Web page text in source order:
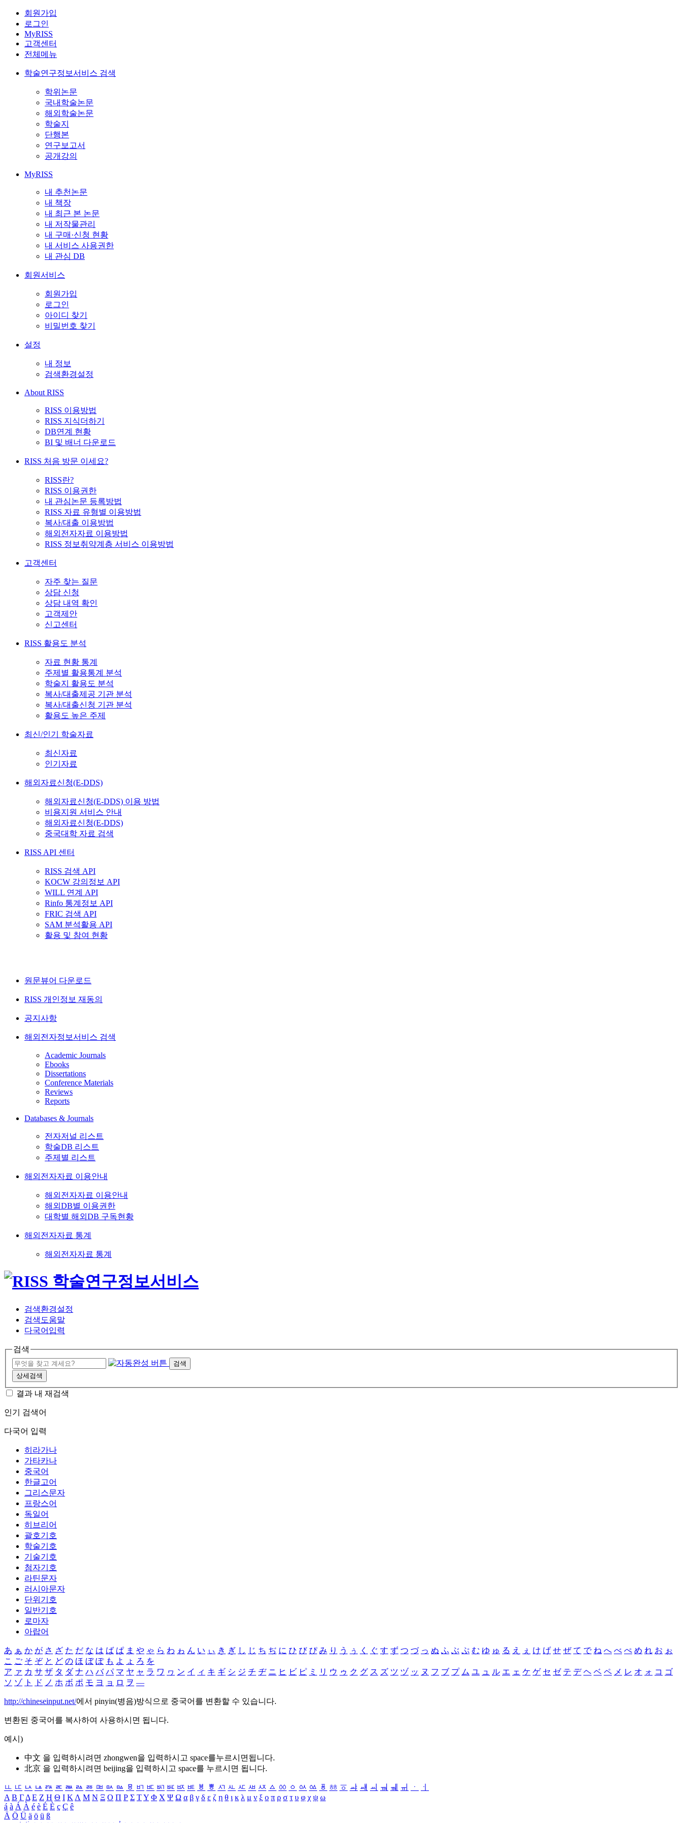
회원가입
로그인
MyRISS
고객센터
전체메뉴
학술연구정보서비스 검색
학위논문
국내학술논문
해외학술논문
학술지
단행본
연구보고서
공개강의
MyRISS
내 추천논문
내 책장
내 최근 본 논문
내 저작물관리
내 구매·신청 현황
내 서비스 사용권한
내 관심 DB
회원서비스
회원가입
로그인
아이디 찾기
비밀번호 찾기
설정
내 정보
검색환경설정
About RISS
RISS 이용방법
RISS 지식더하기
DB연계 현황
BI 및 배너 다운로드
RISS 처음 방문 이세요?
RISS란?
RISS 이용권한
내 관심논문 등록방법
RISS 자료 유형별 이용방법
복사/대출 이용방법
해외전자자료 이용방법
RISS 정보취약계층 서비스 이용방법
고객센터
자주 찾는 질문
상담 신청
상담 내역 확인
고객제안
신고센터
RISS 활용도 분석
자료 현황 통계
주제별 활용통계 분석
학술지 활용도 분석
복사/대출제공 기관 분석
복사/대출신청 기관 분석
활용도 높은 주제
최신/인기 학술자료
최신자료
인기자료
해외자료신청(E-DDS)
해외자료신청(E-DDS) 이용 방법
비용지원 서비스 안내
해외자료신청(E-DDS)
중국대학 자료 검색
RISS API 센터
RISS 검색 API
KOCW 강의정보 API
WILL 연계 API
Rinfo 통계정보 API
FRIC 검색 API
SAM 분석활용 API
활용 및 참여 현황
원문뷰어 다운로드
RISS 개인정보 재동의
공지사항
해외전자정보서비스 검색
Academic Journals
Ebooks
Dissertations
Conference Materials
Reviews
Reports
Databases & Journals
전자저널 리스트
학술DB 리스트
주제별 리스트
해외전자자료 이용안내
해외전자자료 이용안내
해외DB별 이용권한
대학별 해외DB 구독현황
해외전자자료 통계
해외전자자료 통계
검색환경설정
검색도움말
다국어입력
검색
검색
상세검색
결과 내 재검색
인기 검색어
다국어 입력
히라가나
가타카나
중국어
한글고어
그리스문자
프랑스어
독일어
히브리어
괄호기호
학술기호
기술기호
첨자기호
라틴문자
러시아문자
단위기호
일반기호
로마자
아랍어
あ ぁ か が さ ざ た だ な は ば ぱ ま や ゃ ら わ ゎ ん い ぃ き ぎ し じ ち ぢ に ひ び ぴ み り う ぅ く ぐ す ず つ づ っ ぬ ふ ぶ ぷ む ゆ ゅ る え ぇ け げ せ ぜ て で ね へ べ ぺ め れ お ぉ
こ ご そ ぞ と ど の ほ ぼ ぽ も よ ょ ろ を
ア ァ カ サ ザ タ ダ ナ ハ バ パ マ ヤ ャ ラ ワ ヮ ン イ ィ キ ギ シ ジ チ ヂ ニ ヒ ビ ピ ミ リ ウ ゥ ク グ ス ズ ツ ヅ ッ ヌ フ ブ プ ム ユ ュ ル エ ェ ケ ゲ セ ゼ テ デ ヘ ベ ペ メ レ オ ォ コ ゴ
ソ ゾ ト ド ノ ホ ボ ポ モ ヨ ョ ロ ヲ ―
http://chineseinput.net/에서 pinyin(병음)방식으로 중국어를 변환할 수 있습니다.
변환된 중국어를 복사하여 사용하시면 됩니다.
예시)
中文 을 입력하시려면 zhongwen을 입력하시고 space를누르시면됩니다.
北京 을 입력하시려면 beijing을 입력하시고 space를 누르시면 됩니다.
ㅥ ㅦ ㅧ ㅨ ㅩ ㅪ ㅫ ㅬ ㅭ ㅮ ㅯ ㅰ ㅱ ㅲ ㅳ ㅴ ㅵ ㅶ ㅷ ㅸ ㅹ ㅺ ㅻ ㅼ ㅽ ㅾ ㅿ ㆀ ㆁ ㆂ ㆃ ㆄ ㆅ ㆆ ㆇ ㆈ ㆉ ㆊ ㆋ ㆌ ㆍ
ㆎ
Α Β ΓΔ Ε Ζ Η Θ Ι ΚΛ Μ Ν Ξ Ο Π Ρ Σ ΤΥ Φ Χ Ψ Ω α β γ δ ε ζ η θ ι κ λ μ ν ξ ο π ρ σ τ υ φ χ ψ ω
á à Á À é è É È ç Ç ê
Ä Ö Ü ä ö ü ß